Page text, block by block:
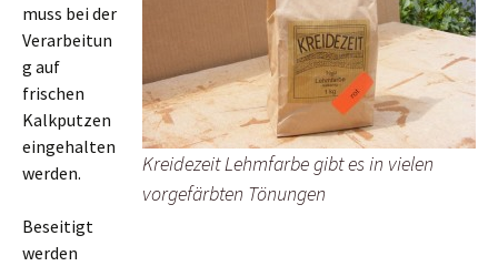
Kreidezeit Lehmfarbe gibt es in vielen
vorgefärbten Tönungen
muss bei der
Verarbeitun
g auf
frischen
Kalkputzen
eingehalten
werden.
Beseitigt
werden